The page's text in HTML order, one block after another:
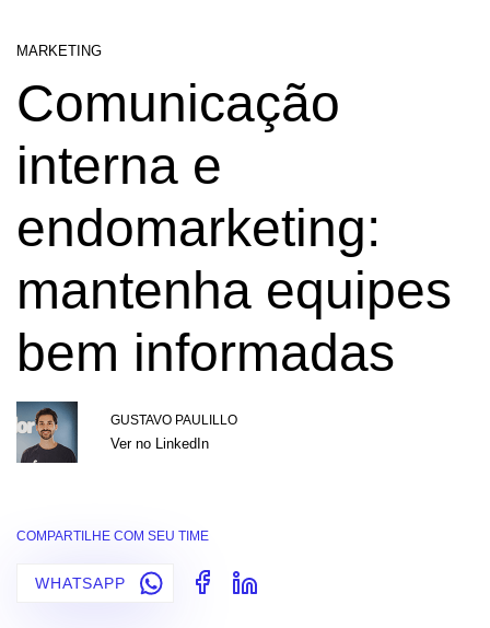
MARKETING
Comunicação
interna e
endomarketing:
mantenha equipes
bem informadas
GUSTAVO PAULILLO
Ver no LinkedIn
COMPARTILHE COM SEU TIME
WHATSAPP